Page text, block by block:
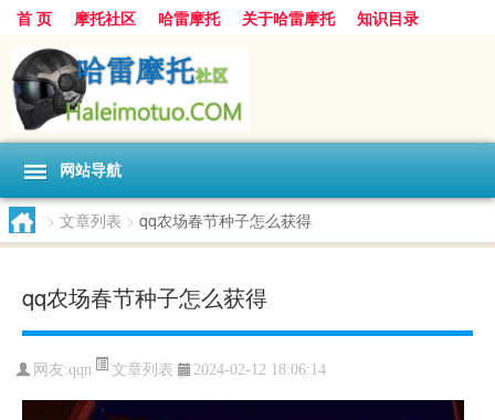
首 页 摩托社区 哈雷摩托 关于哈雷摩托 知识目录
网站导航
> 文章列表 > qq农场春节种子怎么获得
qq农场春节种子怎么获得
网友:qqn 文章列表 2024-02-12 18:06:14